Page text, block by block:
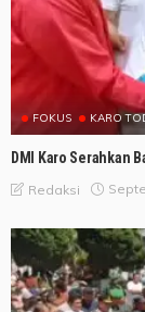
FOKUS KARO
DMI Karo Serahkan
Redaksi